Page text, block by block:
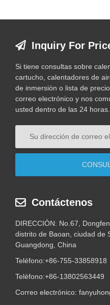
Inquiry For
Si tiene consultas sobre
cartucho, calentadores de
de inmersión o lista de
correo electrónico y nos
usted dentro de las 24 horas.
Contáctenos
DIRECCIÓN: No.67,
distrito de Baoan, ciudad de
Guangdong, China
Teléfono:+86-755-33858918
Teléfono:+86-13802563449
Correo electrónico: